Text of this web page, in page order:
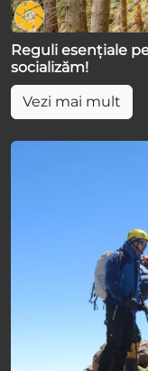
Reguli esențiale
socializăm!
Vezi mai mult